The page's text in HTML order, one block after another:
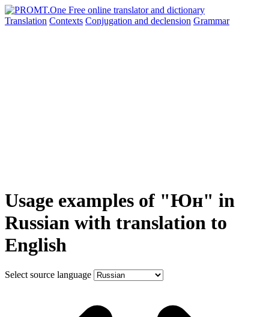
Translation Contexts Conjugation and declension Grammar
Usage examples of "Юн" in
Russian with translation to
English
Select source language